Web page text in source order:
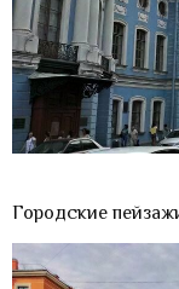
Городские